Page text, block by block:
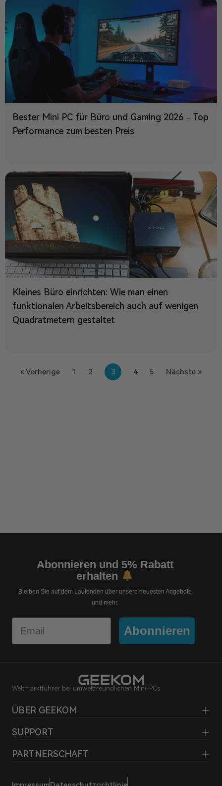
Bester Mini PC für Büro und Gaming 2026 – Top
Performance zum besten Preis
Kleines Büro einrichten: Wie man einen
funktionalen Arbeitsbereich auch auf wenigen
Quadratmetern gestaltet
« Vorherige 1 2 3 4 5 Nächste »
Abonnieren und 5% Rabatt
erhalten
Bleiben Sie auf dem Laufenden über unsere neuesten Angebote
und mehr.
Abonnieren
Weltmarktführer bei umweltfreundlichen Mini-PCs
ÜBER GEEKOM
SUPPORT
PARTNERSCHAFT